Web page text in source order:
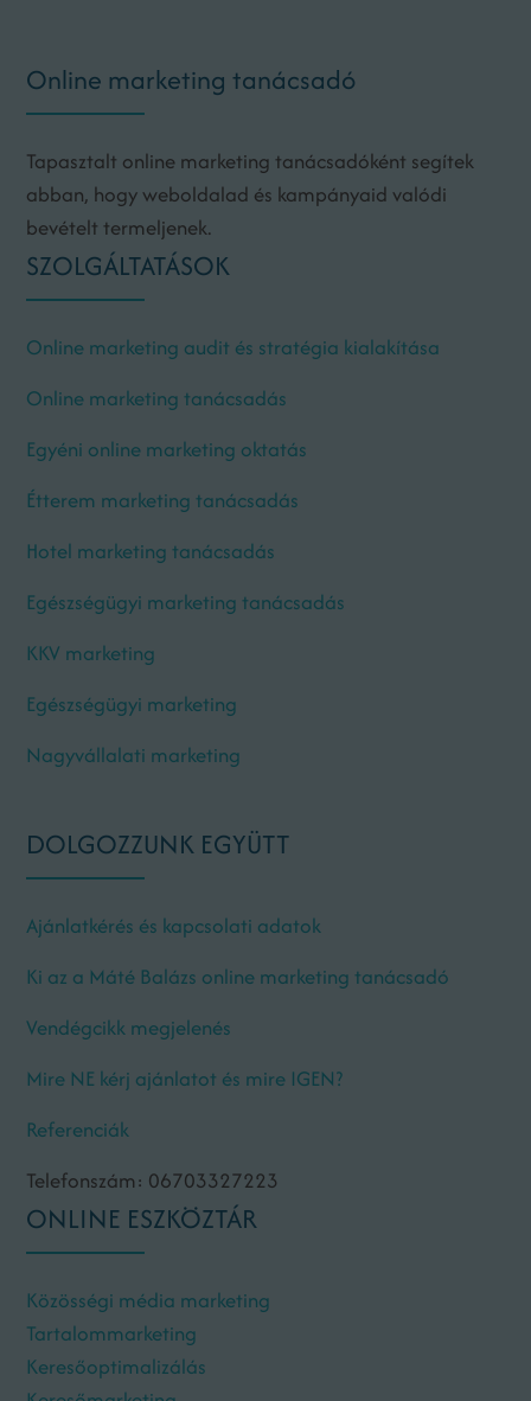
Online marketing tanácsadó
Tapasztalt online marketing tanácsadóként segítek
abban, hogy weboldalad és kampányaid valódi
bevételt termeljenek.
SZOLGÁLTATÁSOK
Online marketing audit és stratégia kialakítása
Online marketing tanácsadás
Egyéni online marketing oktatás
Étterem marketing tanácsadás
Hotel marketing tanácsadás
Egészségügyi marketing tanácsadás
KKV marketing
Egészségügyi marketing
Nagyvállalati marketing
DOLGOZZUNK EGYÜTT
Ajánlatkérés és kapcsolati adatok
Ki az a Máté Balázs online marketing tanácsadó
Vendégcikk megjelenés
Mire NE kérj ajánlatot és mire IGEN?
Referenciák
Telefonszám: 06703327223
ONLINE ESZKÖZTÁR
Közösségi média marketing
Tartalommarketing
Keresőoptimalizálás